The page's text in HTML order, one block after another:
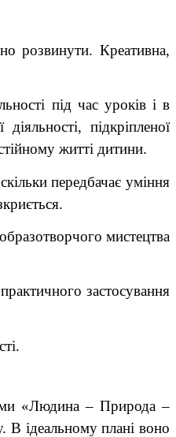
розвинути. Креативна,
під час уроків і в
підкріпленої
житті дитини.
передбачає уміння
мистецтва
застосування
«Людина – Природа –
В ідеальному плані воно